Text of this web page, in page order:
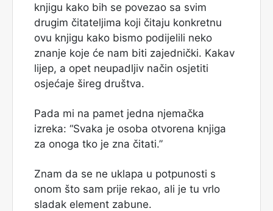
knjigu kako bih se povezao sa svim
drugim čitateljima koji čitaju konkretnu
ovu knjigu kako bismo podijelili neko
znanje koje će nam biti zajednički. Kakav
lijep, a opet neupadljiv način osjetiti
osjećaje šireg društva.
Pada mi na pamet jedna njemačka
izreka: “Svaka je osoba otvorena knjiga
za onoga tko je zna čitati.”
Znam da se ne uklapa u potpunosti s
onom što sam prije rekao, ali je tu vrlo
sladak element zabune.